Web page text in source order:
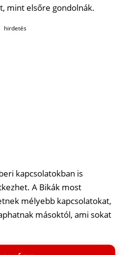
mint elsőre gondolnák.
hirdetés
kapcsolatokban is
A Bikák most
mélyebb kapcsolatokat,
másoktól, ami sokat